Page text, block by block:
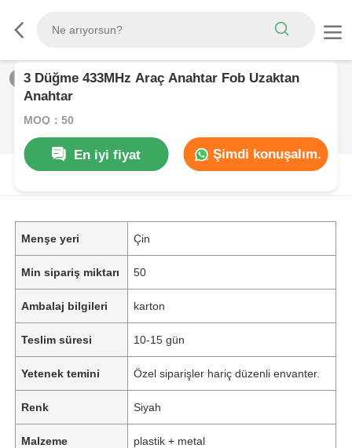
/ 0
3 Düğme 433MHz Araç Anahtar Fob Uzaktan
Anahtar
MOQ：50
En iyi fiyat
Şimdi konuşalım.
ÜRüN AçıKLAMASı
Menşe yeri Çin
Min sipariş miktarı 50
Ambalaj bilgileri karton
Teslim süresi 10-15 gün
Yetenek temini Özel siparişler hariç düzenli envanter.
Renk Siyah
Malzeme plastik + metal